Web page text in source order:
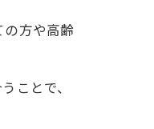
方や高齢
ことで、